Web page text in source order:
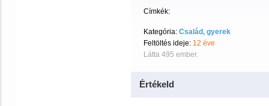
Címkék:
Kategória: Család, gyerek
Feltöltés ideje: 12 éve
Látta 495 ember.
Értékeld